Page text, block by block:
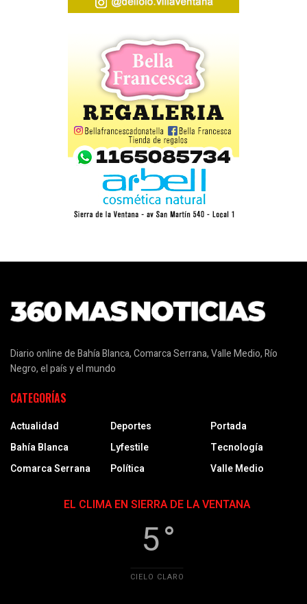
Diario online de Bahía Blanca, Comarca Serrana, Valle Medio, Río
Negro, el país y el mundo
CATEGORÍAS
Actualidad
Bahía Blanca
Comarca Serrana
Deportes
Lyfestile
Política
Portada
Tecnología
Valle Medio
EL CLIMA EN SIERRA DE LA VENTANA
5 °
CIELO CLARO